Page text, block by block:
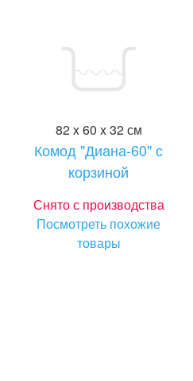
82 x 60 x 32 см
Комод "Диана-60" с
корзиной
Снято с производства
Посмотреть похожие
товары